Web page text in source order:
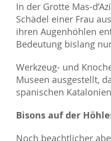
In der Grotte Mas-
Schädel einer Frau
ihren Augenhöhlen
Bedeutung bislang
Werkzeug- und
Museen ausgestellt,
spanischen
Bisons auf der
Noch beachtlicher